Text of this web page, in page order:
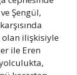
Şengül,
olan ilişkisiyle
ile Eren